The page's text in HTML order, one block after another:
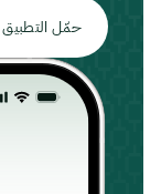
حمّل التطبيق